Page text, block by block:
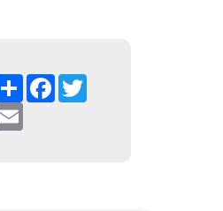
Condividi
Email